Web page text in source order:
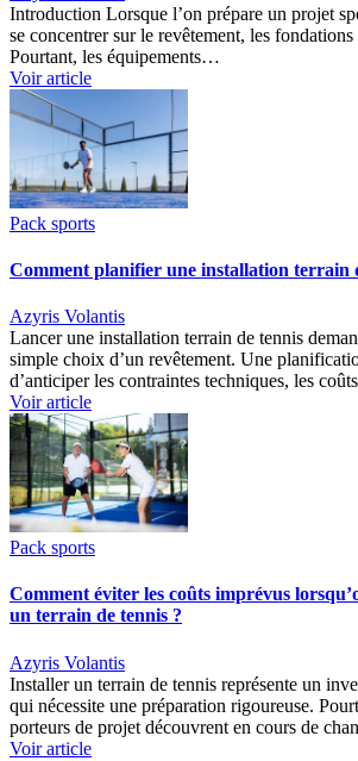
Introduction Lorsque l’on prépare un projet
se concentrer sur le revêtement, les
Pourtant, les équipements…
Voir article
Pack sports
Comment planifier une installation terrain
Azyris Volantis
Lancer une installation terrain de tennis
simple choix d’un revêtement. Une
d’anticiper les contraintes techniques, les
Voir article
Pack sports
Comment éviter les coûts imprévus
un terrain de tennis ?
Azyris Volantis
Installer un terrain de tennis représente un
qui nécessite une préparation rigoureuse.
porteurs de projet découvrent en cours de
Voir article